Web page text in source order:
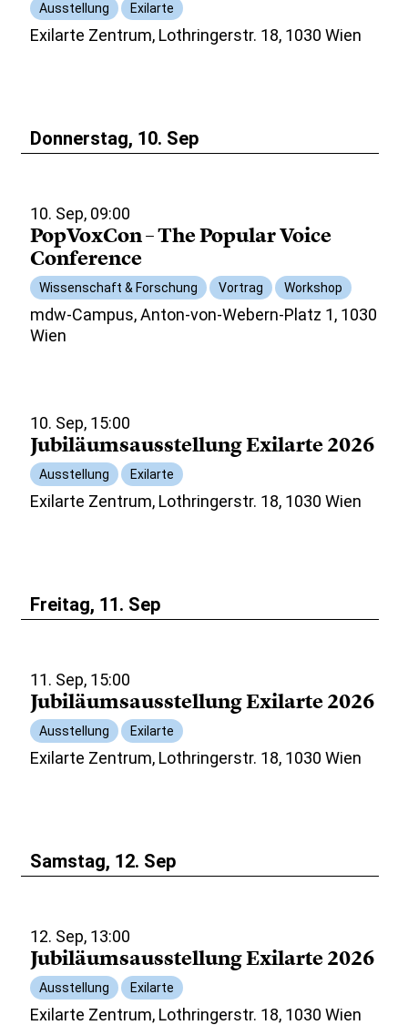
Ausstellung Exilarte
Exilarte Zentrum, Lothringerstr. 18, 1030 Wien
Donnerstag, 10. Sep
10. Sep, 09:00
PopVoxCon – The Popular Voice
Conference
Wissenschaft & Forschung Vortrag Workshop
mdw-Campus, Anton-von-Webern-Platz 1, 1030
Wien
10. Sep, 15:00
Jubiläumsausstellung Exilarte 2026
Ausstellung Exilarte
Exilarte Zentrum, Lothringerstr. 18, 1030 Wien
Freitag, 11. Sep
11. Sep, 15:00
Jubiläumsausstellung Exilarte 2026
Ausstellung Exilarte
Exilarte Zentrum, Lothringerstr. 18, 1030 Wien
Samstag, 12. Sep
12. Sep, 13:00
Jubiläumsausstellung Exilarte 2026
Ausstellung Exilarte
Exilarte Zentrum, Lothringerstr. 18, 1030 Wien